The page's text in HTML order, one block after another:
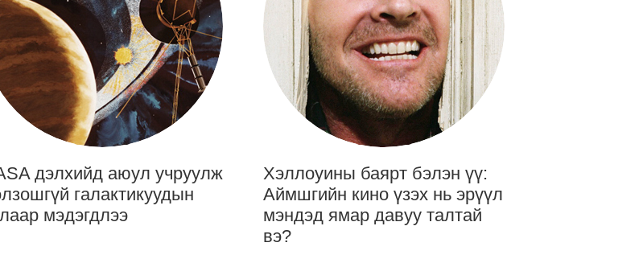
дэлхийд аюул учруулж
галактикуудын
мэдэгдлээ
Хэллоуины баярт бэлэн үү:
Аймшгийн кино үзэх нь эрүүл
мэндэд ямар давуу талтай
вэ?